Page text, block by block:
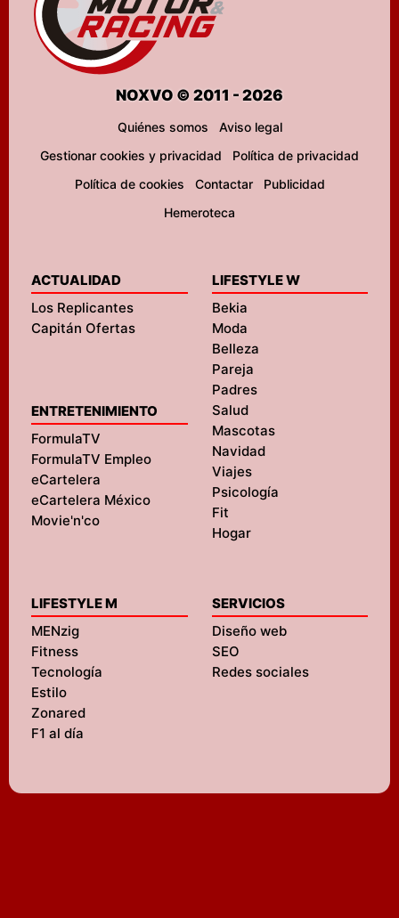
NOXVO © 2011 - 2026
Quiénes somos
Aviso legal
Gestionar cookies y privacidad
Política de privacidad
Política de cookies
Contactar
Publicidad
Hemeroteca
ACTUALIDAD
Los Replicantes
Capitán Ofertas
ENTRETENIMIENTO
FormulaTV
FormulaTV Empleo
eCartelera
eCartelera México
Movie'n'co
LIFESTYLE W
Bekia
Moda
Belleza
Pareja
Padres
Salud
Mascotas
Navidad
Viajes
Psicología
Fit
Hogar
LIFESTYLE M
MENzig
Fitness
Tecnología
Estilo
Zonared
F1 al día
SERVICIOS
Diseño web
SEO
Redes sociales